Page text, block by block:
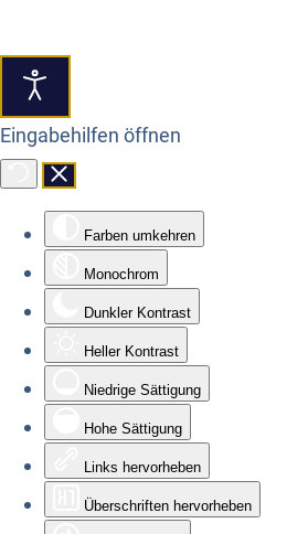
Eingabehilfen öffnen
Farben umkehren
Monochrom
Dunkler Kontrast
Heller Kontrast
Niedrige Sättigung
Hohe Sättigung
Links hervorheben
Überschriften hervorheben